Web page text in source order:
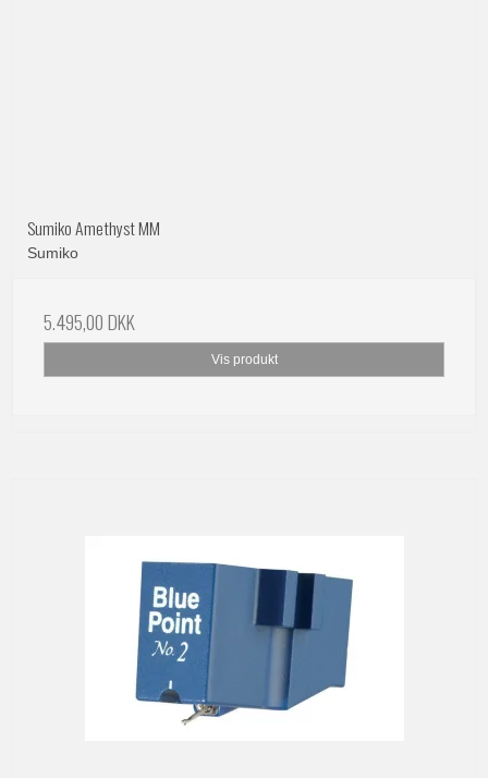
Sumiko Amethyst MM
Sumiko
5.495,00 DKK
Vis produkt